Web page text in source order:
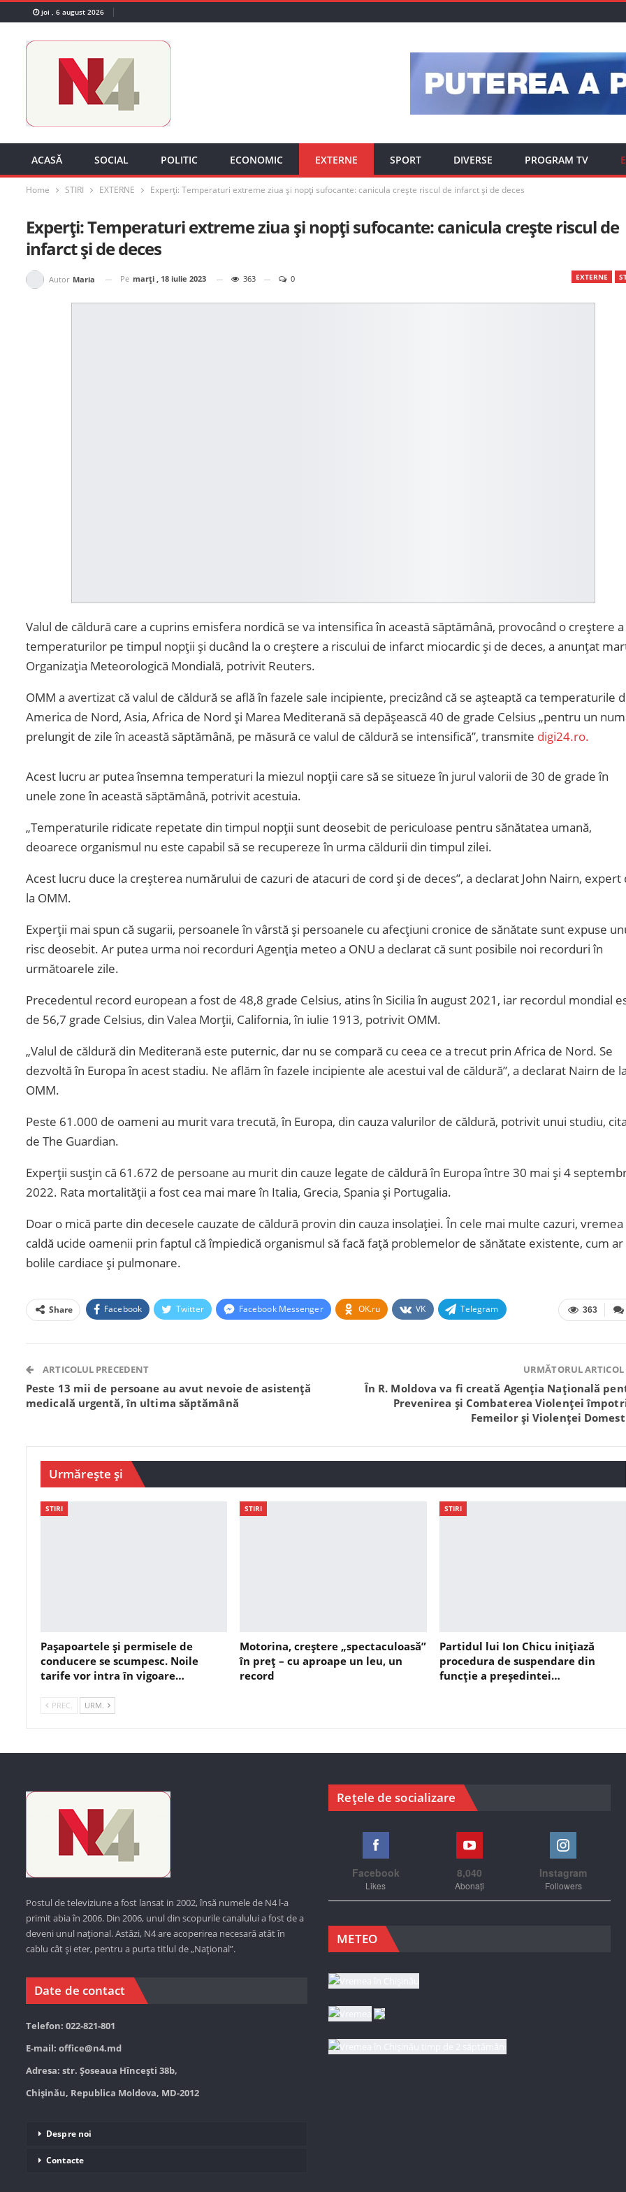
joi , 6 august 2026
ACASĂ SOCIAL POLITIC ECONOMIC EXTERNE SPORT DIVERSE PROGRAM TV
Home STIRI EXTERNE Experți: Temperaturi extreme ziua și nopți sufocante: canicula crește riscul de infarct și de deces
Experți: Temperaturi extreme ziua și nopți sufocante: canicula crește riscul de
infarct și de deces
EXTERNE
Autor Maria Pe marți , 18 iulie 2023 363 0
Valul de căldură care a cuprins emisfera nordică se va intensifica în această săptămână, provocând o creștere a
temperaturilor pe timpul nopții și ducând la o creștere a riscului de infarct miocardic și de deces, a anunțat
Organizația Meteorologică Mondială, potrivit Reuters.
OMM a avertizat că valul de căldură se află în fazele sale incipiente, precizând că se așteaptă ca temperaturile
America de Nord, Asia, Africa de Nord și Marea Mediterană să depășească 40 de grade Celsius „pentru un
prelungit de zile în această săptămână, pe măsură ce valul de căldură se intensifică”, transmite digi24.ro.
Acest lucru ar putea însemna temperaturi la miezul nopții care să se situeze în jurul valorii de 30 de grade în
unele zone în această săptămână, potrivit acestuia.
„Temperaturile ridicate repetate din timpul nopții sunt deosebit de periculoase pentru sănătatea umană,
deoarece organismul nu este capabil să se recupereze în urma căldurii din timpul zilei.
Acest lucru duce la creșterea numărului de cazuri de atacuri de cord și de deces”, a declarat John Nairn, expert
la OMM.
Experții mai spun că sugarii, persoanele în vârstă și persoanele cu afecțiuni cronice de sănătate sunt expuse
risc deosebit. Ar putea urma noi recorduri Agenția meteo a ONU a declarat că sunt posibile noi recorduri în
următoarele zile.
Precedentul record european a fost de 48,8 grade Celsius, atins în Sicilia în august 2021, iar recordul mondial
de 56,7 grade Celsius, din Valea Morții, California, în iulie 1913, potrivit OMM.
„Valul de căldură din Mediterană este puternic, dar nu se compară cu ceea ce a trecut prin Africa de Nord. Se
dezvoltă în Europa în acest stadiu. Ne aflăm în fazele incipiente ale acestui val de căldură”, a declarat Nairn de la
OMM.
Peste 61.000 de oameni au murit vara trecută, în Europa, din cauza valurilor de căldură, potrivit unui studiu,
de The Guardian.
Experții susțin că 61.672 de persoane au murit din cauze legate de căldură în Europa între 30 mai și 4
2022. Rata mortalității a fost cea mai mare în Italia, Grecia, Spania și Portugalia.
Doar o mică parte din decesele cauzate de căldură provin din cauza insolației. În cele mai multe cazuri, vremea
caldă ucide oamenii prin faptul că împiedică organismul să facă față problemelor de sănătate existente, cum ar
bolile cardiace și pulmonare.
363
Share Facebook Twitter Facebook Messenger OK.ru VK Telegram
ARTICOLUL PRECEDENT
Peste 13 mii de persoane au avut nevoie de asistență
medicală urgentă, în ultima săptămână
URMĂTORUL ARTICOL
În R. Moldova va fi creată Agenția Națională
Prevenirea și Combaterea Violenței
Femeilor și Violenței
Urmărește și
STIRI
Pașapoartele și permisele de
conducere se scumpesc. Noile
tarife vor intra în vigoare…
STIRI
Motorina, creștere „spectaculoasă”
în preț – cu aproape un leu, un
record
STIRI
Partidul lui Ion Chicu inițiază
procedura de suspendare din
funcție a președintei…
PREC. URM.
Postul de televiziune a fost lansat in 2002, însă numele de N4 l-a
primit abia în 2006. Din 2006, unul din scopurile canalului a fost de a
deveni unul național. Astăzi, N4 are acoperirea necesară atât în
cablu cât și eter, pentru a purta titlul de „Național”.
Date de contact
Telefon: 022-821-801
E-mail: office@n4.md
Adresa: str. Șoseaua Hînceşti 38b,
Chișinău, Republica Moldova, MD-2012
Despre noi
Contacte
Rețele de socializare
Facebook
Likes
8,040
Abonați
Instagram
Followers
METEO